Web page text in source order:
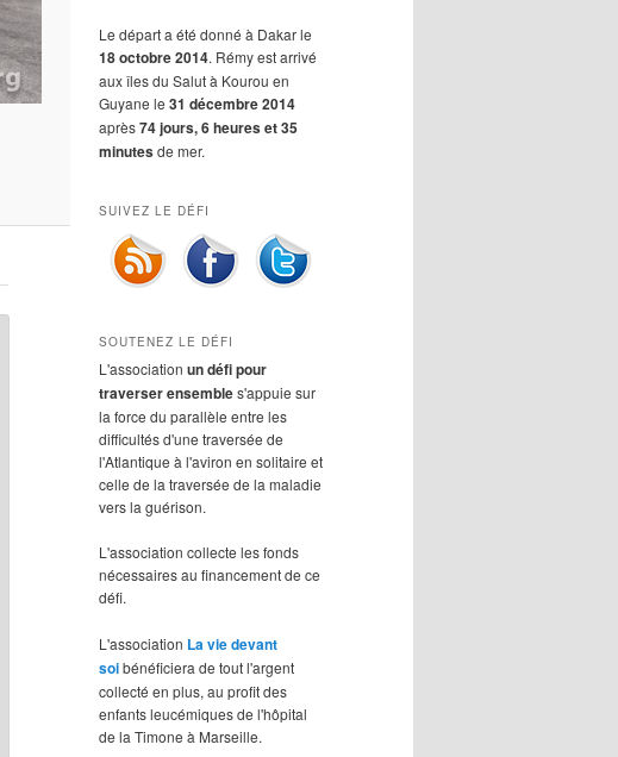
Le départ a été donné à Dakar le
18 octobre 2014. Rémy est arrivé
aux îles du Salut à Kourou en
Guyane le 31 décembre 2014
après74 jours, 6 heures et 35
minutesde mer.
SUIVEZ LE DÉFI
SOUTENEZ LE DÉFI
L'association un défi pour
traverser ensembles'appuie sur
la force du parallèle entre les
difficultés d'une traversée de
l'Atlantique à l'aviron en solitaire et
celle de la traversée de la maladie
vers la guérison.
L'association collecte les fonds
nécessaires au financement de ce
défi.
L'association La vie devant
soibénéficiera de tout l'argent
collecté en plus, au profit des
enfants leucémiques de l'hôpital
de la Timone à Marseille.